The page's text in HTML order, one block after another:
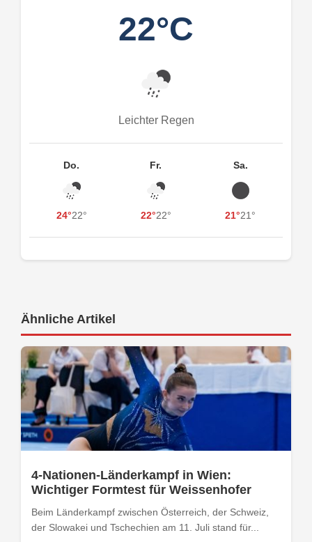
22°C
Leichter Regen
Do.
24°22°
Fr.
22°22°
Sa.
21°21°
Ähnliche Artikel
4-Nationen-Länderkampf in Wien:
Wichtiger Formtest für Weissenhofer
Beim Länderkampf zwischen Österreich, der Schweiz,
der Slowakei und Tschechien am 11. Juli stand für...